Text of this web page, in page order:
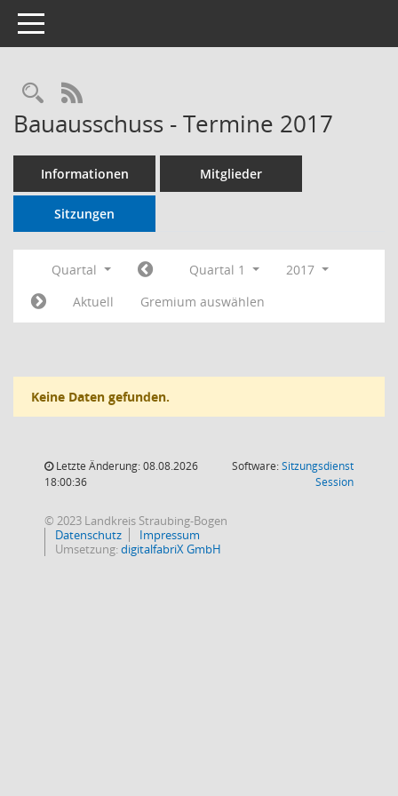
Toggle navigation
RSS-Feed
Bauausschuss - Termine 2017
Informationen Mitglieder
Sitzungen
Quartal Quartal 1
2017
Aktuell
Gremium auswählen
Keine Daten gefunden.
Letzte Änderung: 08.08.2026
18:00:36
Software:Sitzungsdienst
Session(Wird in
© 2023 Landkreis Straubing-Bogen
Datenschutz
Impressum
Umsetzung:digitalfabriX GmbH